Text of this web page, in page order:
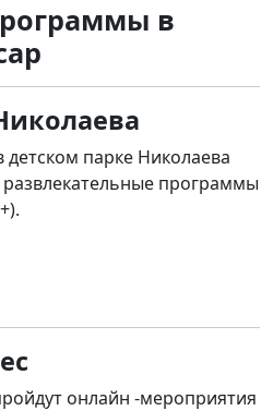
в
детском парке Николаева
программы
онлайн -мероприятия